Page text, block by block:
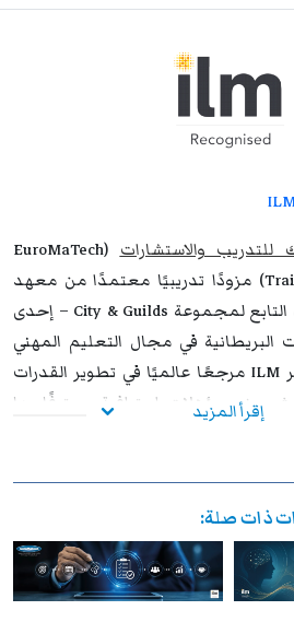
على شهادة معتمدة من
إقليميًا ودوليًا، مما يمنحها قيمة
هذه الشهادة إضافة نوعية لمسار
للمشاركين آفاقًا واسعة نحو الترقي
للتدريب والاستشارات
(EuroMaTech
Training & Consultancy) مزودًا تدريبيًا معتمدًا من معهد
القيادة والإدارة (ILM)، التابع لمجموعة City & Guilds – إحدى
البريطانية في مجال التعليم المهني
منذ عام 1878. ويُعتبر ILM مرجعًا عالميًا في تطوير القدرات
حيث يمنح مؤهلات احترافية معترفًا بها
إن اعتماد يوروماتيك من ILM يعكس التزامها المستمر بتقديم
مع أحدث المعايير الدولية، تسهم في
مهارات قيادية وإدارية متقدمة
ملموسة داخل مؤسساتهم. وتوفر
إقرأ المزيد
ذات صلة: